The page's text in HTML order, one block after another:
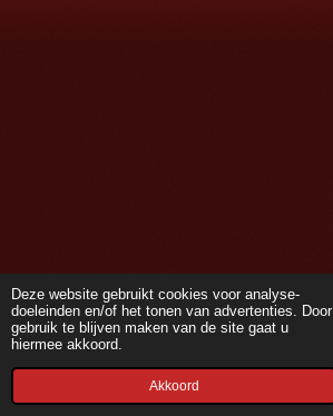
Deze website gebruikt cookies voor analyse-
doeleinden en/of het tonen van advertenties. Door
gebruik te blijven maken van de site gaat u
hiermee akkoord.
Akkoord